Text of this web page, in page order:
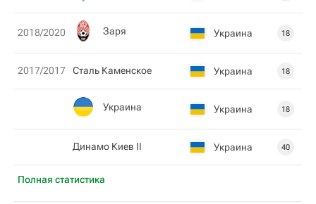
Полная статистика
2018/2020 Заря Украина 18
2017/2017 Сталь Каменское Украина 18
Украина Украина 18
Динамо Киев II Украина 40